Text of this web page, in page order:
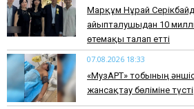
Марқұм Нұрай
айыпталушыдан 10
өтемақы талап етті
07.08.2026 18:33
«МузАРТ» тобының
жансақтау бөліміне түсті